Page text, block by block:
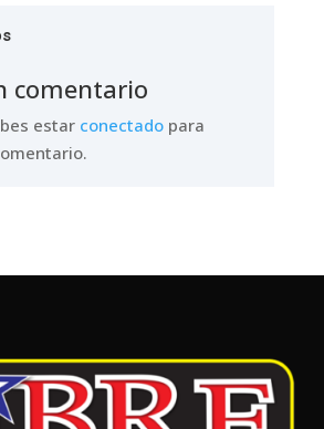
comentario
estar conectadopara